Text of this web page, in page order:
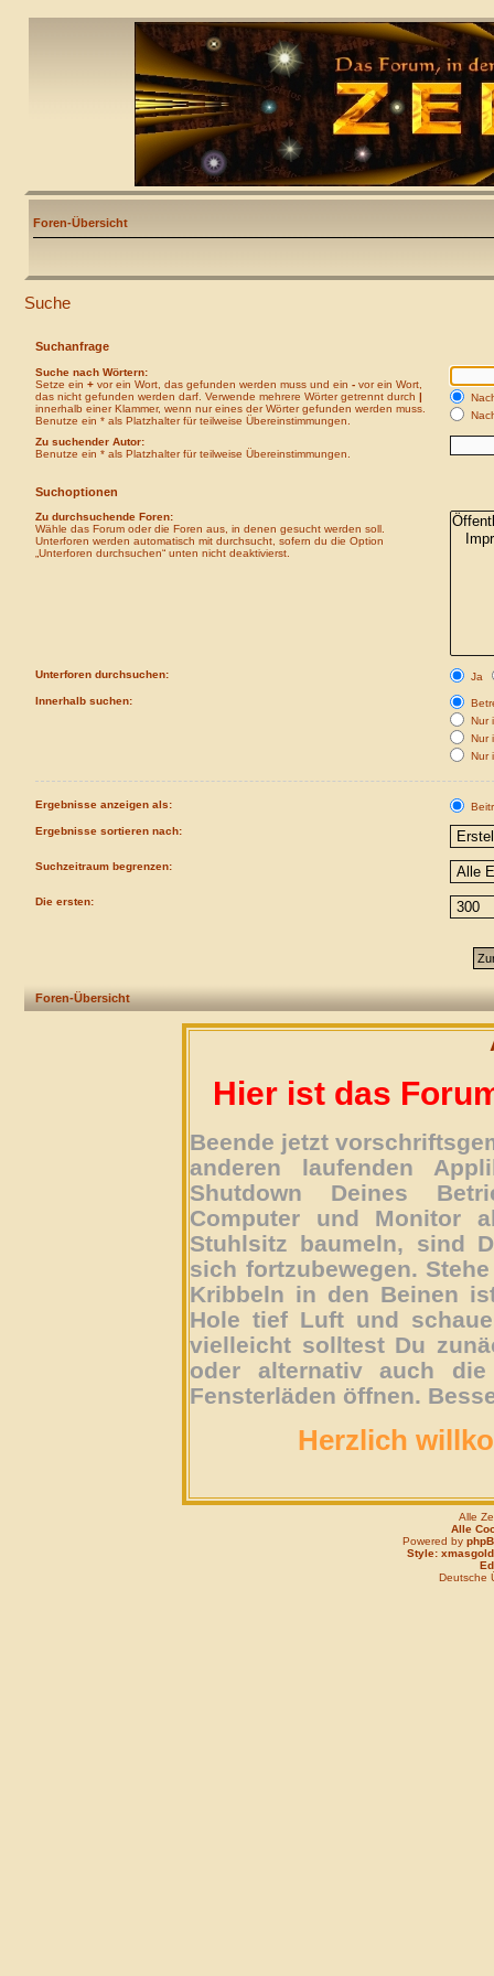
Foren-Übersicht
Suche
Suchanfrage
Suche nach Wörtern:
Setze ein + vor ein Wort, das gefunden werden muss und ein - vor ein Wort,
das nicht gefunden werden darf. Verwende mehrere Wörter getrennt durch |
innerhalb einer Klammer, wenn nur eines der Wörter gefunden werden muss.
Benutze ein * als Platzhalter für teilweise Übereinstimmungen.
Zu suchender Autor:
Benutze ein * als Platzhalter für teilweise Übereinstimmungen.
Suchoptionen
Zu durchsuchende Foren:
Wähle das Forum oder die Foren aus, in denen gesucht werden soll.
Unterforen werden automatisch mit durchsucht, sofern du die Option
„Unterforen durchsuchen“ unten nicht deaktivierst.
Unterforen durchsuchen:
Ja
Innerhalb suchen:
Nur
Nur
Nur
Ergebnisse anzeigen als:
Ergebnisse sortieren nach:
Suchzeitraum begrenzen:
Die ersten:
Foren-Übersicht
Hier ist das
Beende jetzt
anderen laufenden
Shutdown Deines
Computer und Monitor
Stuhlsitz baumeln, sind
sich fortzubewegen.
Kribbeln in den Beinen
Hole tief Luft und
vielleicht solltest Du
oder alternativ auch
Fensterläden öffnen.
Herzlich
Alle
Alle
Powered by
Style: xmasgold
Deutsche